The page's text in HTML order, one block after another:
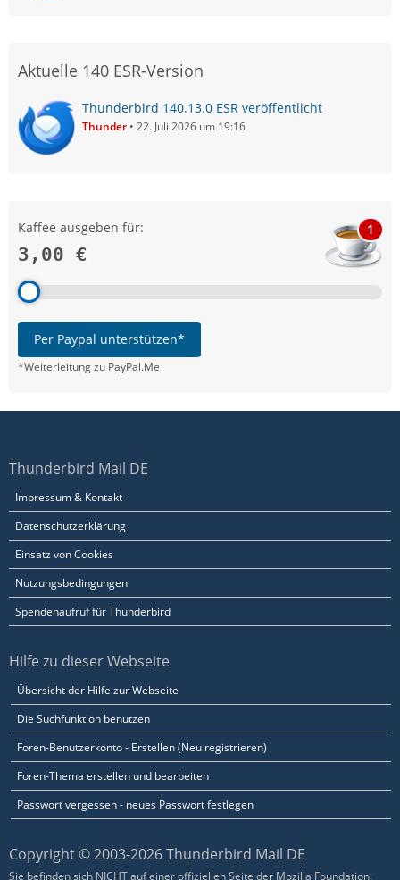
Aktuelle 140 ESR-Version
Thunderbird 140.13.0 ESR veröffentlicht
Thunder 22. Juli 2026 um 19:16
Kaffee ausgeben für:
3,00 €
1
Per Paypal unterstützen*
*Weiterleitung zu PayPal.Me
Thunderbird Mail DE
Impressum & Kontakt
Datenschutzerklärung
Einsatz von Cookies
Nutzungsbedingungen
Spendenaufruf für Thunderbird
Hilfe zu dieser Webseite
Übersicht der Hilfe zur Webseite
Die Suchfunktion benutzen
Foren-Benutzerkonto - Erstellen (Neu registrieren)
Foren-Thema erstellen und bearbeiten
Passwort vergessen - neues Passwort festlegen
Copyright © 2003-2026 Thunderbird Mail DE
Sie befinden sich NICHT auf einer offiziellen Seite der Mozilla Foundation.